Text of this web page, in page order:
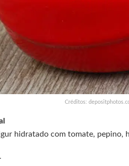
Créditos:
hidratado com tomate, pepino,